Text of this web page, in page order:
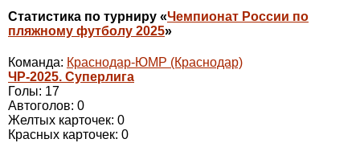
Статистика по турниру «Чемпионат России по
пляжному футболу 2025»
Команда: Краснодар-ЮМР (Краснодар)
ЧР-2025. Суперлига
Голы: 17
Автоголов: 0
Желтых карточек: 0
Красных карточек: 0